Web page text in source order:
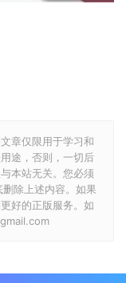
章仅限用于学习和
途，否则，一切后
本站无关。您必须
除上述内容。如果
好的正版服务。如